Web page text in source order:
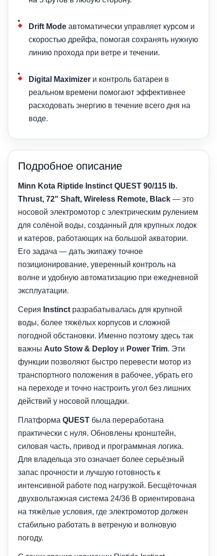
Drift Mode автоматически управляет курсом и
скоростью дрейфа, помогая сохранять нужную
линию прохода при ветре и течении.
Digital Maximizer и контроль батареи в
реальном времени помогают эффективнее
расходовать энергию в течение всего дня на
воде.
Подробное описание
Minn Kota Riptide Instinct QUEST 90/115 lb.
Thrust, 72" Shaft, Wireless Remote, Black — это
носовой электромотор с электрическим рулением
для солёной воды, созданный для крупных лодок
и катеров, работающих на большой акватории.
Его задача — дать экипажу точное
позиционирование, уверенный контроль на
волне и удобную автоматизацию при ежедневной
эксплуатации.
Серия Instinct разрабатывалась для крупной
воды, более тяжёлых корпусов и сложной
погодной обстановки. Именно поэтому здесь так
важны Auto Stow & Deploy и Power Trim. Эти
функции позволяют быстро перевести мотор из
транспортного положения в рабочее, убрать его
на переходе и точно настроить угол без лишних
действий у носовой площадки.
Платформа QUEST была переработана
практически с нуля. Обновлены кронштейн,
силовая часть, привод и программная логика.
Для владельца это означает более серьёзный
запас прочности и лучшую готовность к
интенсивной работе под нагрузкой. Бесщёточная
двухвольтажная система 24/36 В ориентирована
на тяжёлые условия, где электромотор должен
стабильно работать в ветреную и волновую
погоду.